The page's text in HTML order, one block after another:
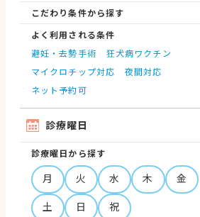
こだわり条件から探す
よく利用される条件
避妊・去勢手術
狂犬病ワクチン
マイクロチップ対応
夜間対応
ネット予約可
診療曜日
診療曜日から探す
月 火 水 木
金
土
日 祝